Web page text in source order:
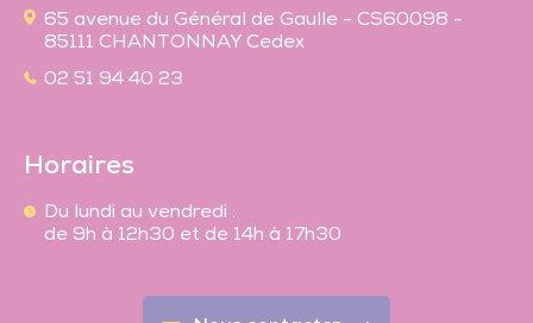
65 avenue du Général de Gaulle - CS60098 -
85111 CHANTONNAY Cedex
02 51 94 40 23
Horaires
Du lundi au vendredi :
de 9h à 12h30 et de 14h à 17h30